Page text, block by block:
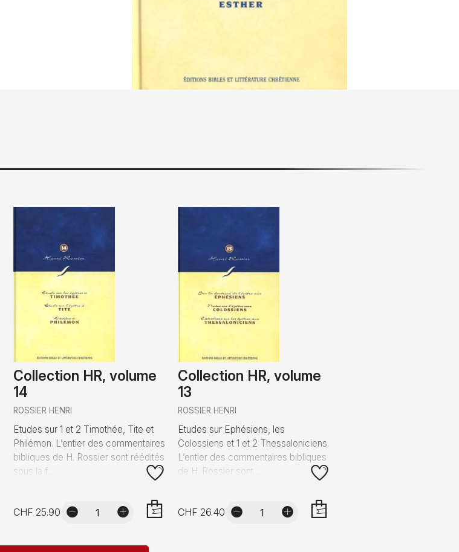
Collection HR, volume
14
ROSSIER HENRI
Etudes sur 1 et 2 Timothée, Tite et
Philémon. L’entier des commentaires
bibliques de H. Rossier sont réédités
sous la f...
CHF 25.90
Collection HR, volume
13
ROSSIER HENRI
Etudes sur Ephésiens, les
Colossiens et 1 et 2 Thessaloniciens.
L’entier des commentaires bibliques
de H. Rossier sont ...
CHF 26.40